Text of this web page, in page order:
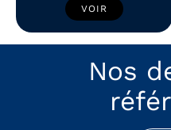
VOIR
Nos